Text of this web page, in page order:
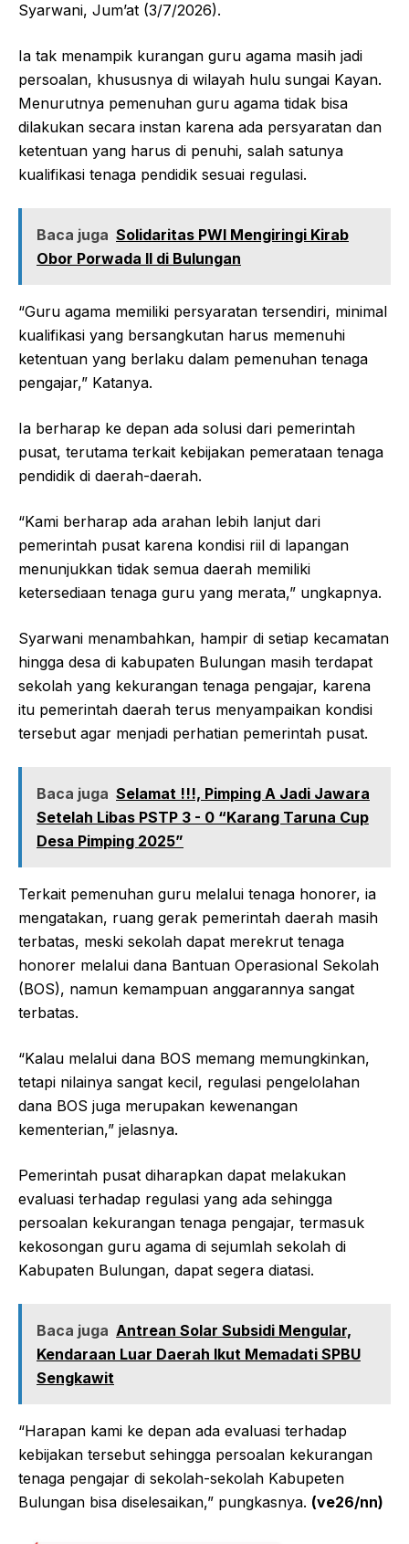
Syarwani, Jum’at (3/7/2026).‎‎
Ia tak menampik kurangan guru agama masih jadi
persoalan, khususnya di wilayah hulu sungai Kayan.
Menurutnya pemenuhan guru agama tidak bisa
dilakukan secara instan karena ada persyaratan dan
ketentuan yang harus di penuhi, salah satunya
kualifikasi tenaga pendidik sesuai regulasi.‎‎
Baca juga Solidaritas PWI Mengiringi Kirab
Obor Porwada II di Bulungan
“Guru agama memiliki persyaratan tersendiri, minimal
kualifikasi yang bersangkutan harus memenuhi
ketentuan yang berlaku dalam pemenuhan tenaga
pengajar,” Katanya.‎‎
Ia berharap ke depan ada solusi dari pemerintah
pusat, terutama terkait kebijakan pemerataan tenaga
pendidik di daerah-daerah.‎‎
“Kami berharap ada arahan lebih lanjut dari
pemerintah pusat karena kondisi riil di lapangan
menunjukkan tidak semua daerah memiliki
ketersediaan tenaga guru yang merata,” ungkapnya.‎‎
Syarwani menambahkan, hampir di setiap kecamatan
hingga desa di kabupaten Bulungan masih terdapat
sekolah yang kekurangan tenaga pengajar, karena
itu pemerintah daerah terus menyampaikan kondisi
tersebut agar menjadi perhatian pemerintah pusat.‎‎
Baca juga Selamat !!!, Pimping A Jadi Jawara
Setelah Libas PSTP 3 - 0 “Karang Taruna Cup
Desa Pimping 2025”
Terkait pemenuhan guru melalui tenaga honorer, ia
mengatakan, ruang gerak pemerintah daerah masih
terbatas, meski sekolah dapat merekrut tenaga
honorer melalui dana Bantuan Operasional Sekolah
(BOS), namun kemampuan anggarannya sangat
terbatas.‎‎
“Kalau melalui dana BOS memang memungkinkan,
tetapi nilainya sangat kecil, regulasi pengelolahan
dana BOS juga merupakan kewenangan
kementerian,” jelasnya.
‎‎Pemerintah pusat diharapkan dapat melakukan
evaluasi terhadap regulasi yang ada sehingga
persoalan kekurangan tenaga pengajar, termasuk
kekosongan guru agama di sejumlah sekolah di
Kabupaten Bulungan, dapat segera diatasi.‎‎
Baca juga ‎Antrean Solar Subsidi Mengular,
Kendaraan Luar Daerah Ikut Memadati SPBU
Sengkawit
“Harapan kami ke depan ada evaluasi terhadap
kebijakan tersebut sehingga persoalan kekurangan
tenaga pengajar di sekolah-sekolah Kabupeten
Bulungan bisa diselesaikan,” pungkasnya. (ve26/nn)